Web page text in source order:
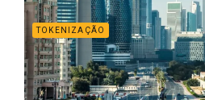
TOKENIZAÇÃO